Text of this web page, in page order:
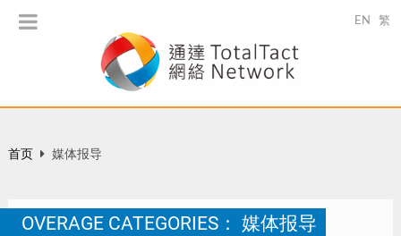
EN 繁
首页 媒体报导
OVERAGE CATEGORIES： 媒体报导